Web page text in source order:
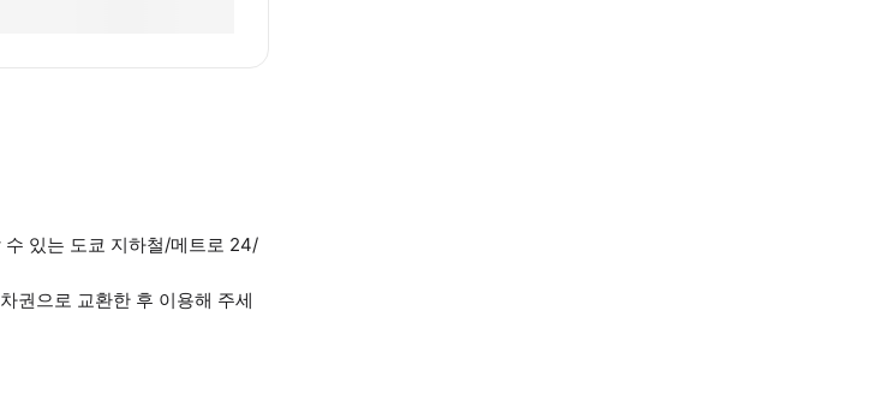
수 있는 도쿄 지하철/메트로 24/
권으로 교환한 후 이용해 주세